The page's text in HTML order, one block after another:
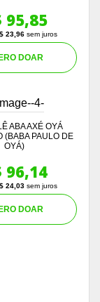
95,85
23,96sem juros
DOAR
ABA AXÉ OYÁ
(BABA PAULO DE
OYÁ)
96,14
24,03sem juros
DOAR